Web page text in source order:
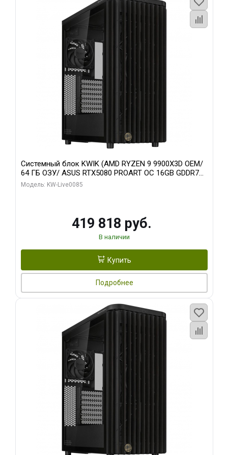
Системный блок KWIK (AMD RYZEN 9 9900X3D OEM/
64 ГБ ОЗУ/ ASUS RTX5080 PROART OC 16GB GDDR7
256bit Type-C DP 2/ 960 ГБ SSD)
Модель: KW-Live0085
419 818 руб.
В наличии
Купить
Подробнее